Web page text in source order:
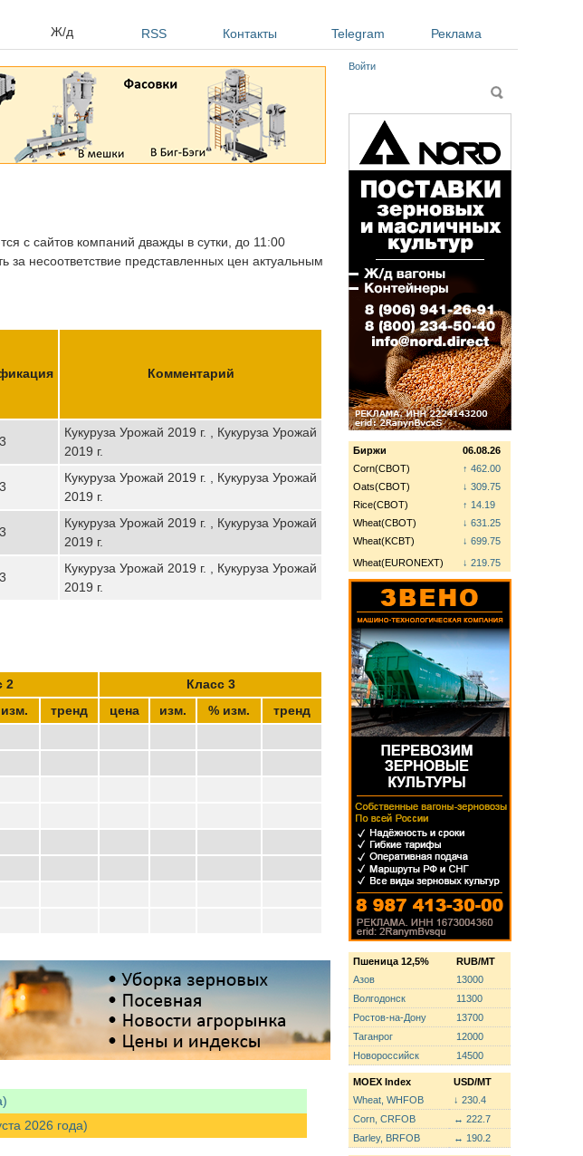
Ж/д RSS Контакты Telegram Реклама
с сайтов компаний дважды в сутки, до 11:00
несоответствие представленных цен актуальным
Комментарий
Кукуруза Урожай 2019 г. , Кукуруза Урожай
2019 г.
Кукуруза Урожай 2019 г. , Кукуруза Урожай
2019 г.
Кукуруза Урожай 2019 г. , Кукуруза Урожай
2019 г.
Кукуруза Урожай 2019 г. , Кукуруза Урожай
2019 г.
2
Класс 3
тренд цена изм. % изм. тренд
2026 года)
Войти
Поиск
Биржи
06.08.26
Corn(CBOT)
↑ 462.00
Oats(CBOT)
↓ 309.75
Rice(CBOT)
↑ 14.19
Wheat(CBOT)
↓ 631.25
Wheat(KCBT)
↓ 699.75
Wheat(EURONEXT)
↓ 219.75
Пшеница 12,5%
RUB/MT
Азов
13000
Волгодонск
11300
Ростов-на-Дону
13700
Таганрог
12000
Новороссийск
14500
MOEX Index
USD/MT
Wheat, WHFOB
↓ 230.4
Corn, CRFOB
↔ 222.7
Barley, BRFOB
↔ 190.2